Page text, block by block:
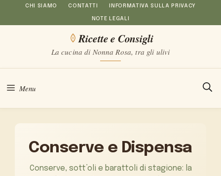
al
CHI SIAMO CONTATTI INFORMATIVA SULLA PRIVACY
NOTE LEGALI
Ricette e Consigli
La cucina di Nonna Rosa, tra gli ulivi
Menu
Conserve e Dispensa
Conserve, sott’oli e barattoli di stagione: la